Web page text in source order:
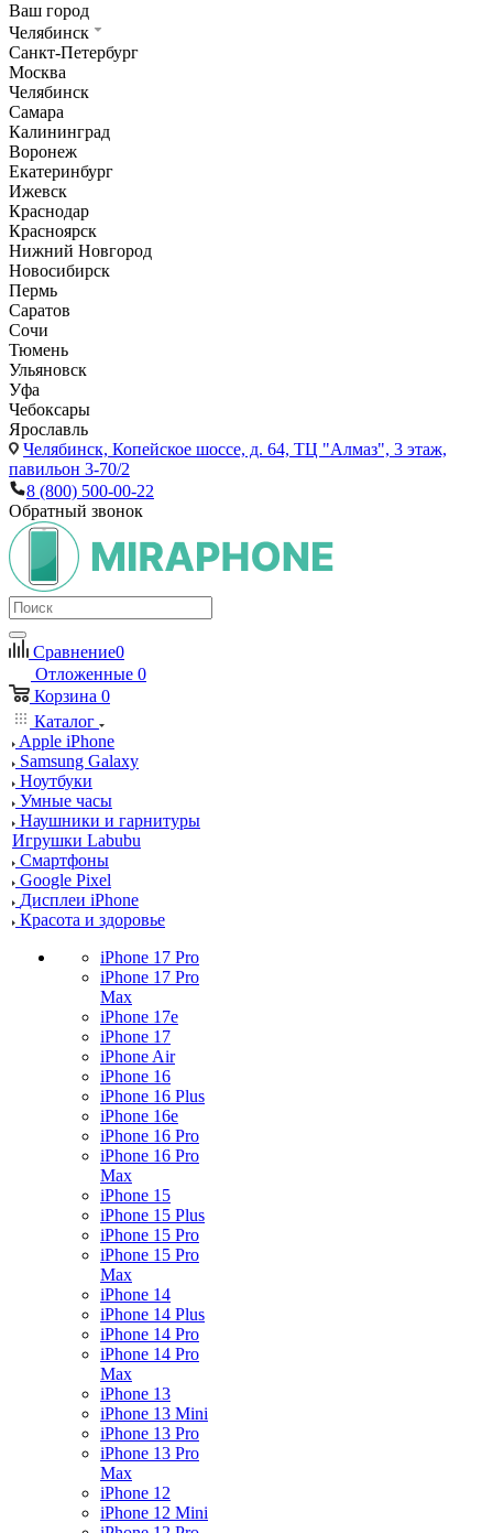
Ваш город
Челябинск
Санкт-Петербург
Москва
Челябинск
Самара
Калининград
Воронеж
Екатеринбург
Ижевск
Краснодар
Красноярск
Нижний Новгород
Новосибирск
Пермь
Саратов
Сочи
Тюмень
Ульяновск
Уфа
Чебоксары
Ярославль
Челябинск, Копейское шоссе, д. 64, ТЦ "Алмаз", 3 этаж,
павильон 3-70/2
8 (800) 500-00-22
Обратный звонок
Сравнение0
Отложенные 0
Корзина 0
Каталог
Apple iPhone
Samsung Galaxy
Ноутбуки
Умные часы
Наушники и гарнитуры
Игрушки Labubu
Смартфоны
Google Pixel
Дисплеи iPhone
Красота и здоровье
iPhone 17 Pro
iPhone 17 Pro
Max
iPhone 17e
iPhone 17
iPhone Air
iPhone 16
iPhone 16 Plus
iPhone 16e
iPhone 16 Pro
iPhone 16 Pro
Max
iPhone 15
iPhone 15 Plus
iPhone 15 Pro
iPhone 15 Pro
Max
iPhone 14
iPhone 14 Plus
iPhone 14 Pro
iPhone 14 Pro
Max
iPhone 13
iPhone 13 Mini
iPhone 13 Pro
iPhone 13 Pro
Max
iPhone 12
iPhone 12 Mini